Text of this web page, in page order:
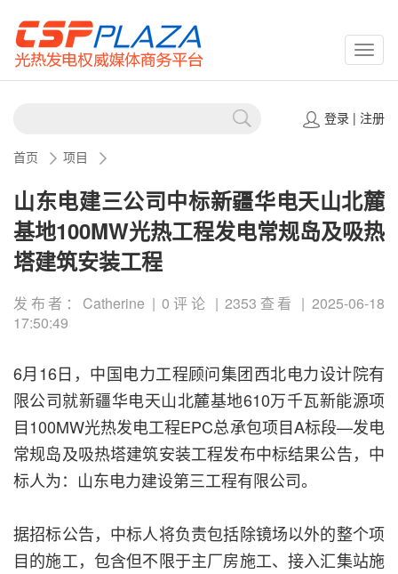
登录| 注册
首页 项目
山东电建三公司中标新疆华电天山北麓
基地100MW光热工程发电常规岛及吸热
塔建筑安装工程
发布者：Catherine | 0评论 | 2353查看 | 2025-06-18
17:50:49
6月16日，中国电力工程顾问集团西北电力设计院有
限公司就新疆华电天山北麓基地610万千瓦新能源项
目100MW光热发电工程EPC总承包项目A标段—发电
常规岛及吸热塔建筑安装工程发布中标结果公告，中
标人为：山东电力建设第三工程有限公司。
据招标公告，中标人将负责包括除镜场以外的整个项
目的施工，包含但不限于主厂房施工、接入汇集站施